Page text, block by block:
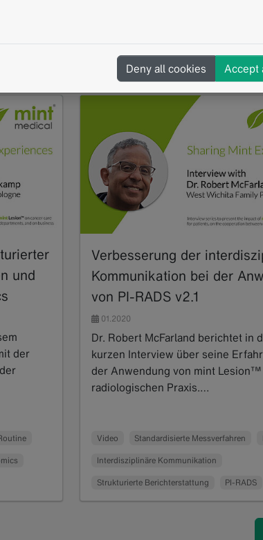
Strukturierte Berichterstattung
und
der
Verbesserung der
Kommunikation bei der
von PI-RADS v2.1
01.2020
Dr. Robert McFarland berichtet in
kurzen Interview über seine
der Anwendung von mint
radiologischen Praxis.…
Video Standardisierte Messverfahren
Interdisziplinäre Kommunikation
Strukturierte Berichterstattung PI-RADS
Deny all cookies Accept